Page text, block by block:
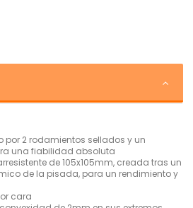
por 2 rodamientos sellados y un
una fiabilidad absoluta
de 105x105mm, creada tras un
de la pisada, para un rendimiento y
cara